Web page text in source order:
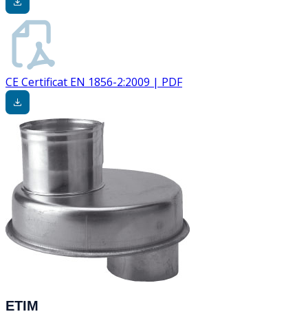
CE Certificat EN 1856-2:2009 | PDF
ETIM